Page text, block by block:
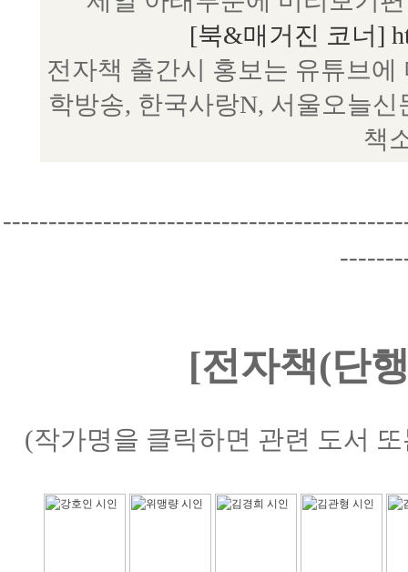
[북&매거진 코너]
전자책 출간시 홍보는 유튜브
학방송, 한국사랑N, 서울오늘
책
[전자책(단
(작가명을 클릭하면 관련 도서